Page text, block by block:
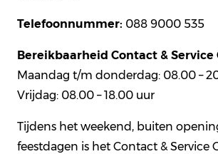
Telefoonnummer: 088 9000 535
Bereikbaarheid Contact & Service
Maandag t/m donderdag: 08.00 –
Vrijdag: 08.00 – 18.00 uur
Tijdens het weekend, buiten
feestdagen is het Contact & Service